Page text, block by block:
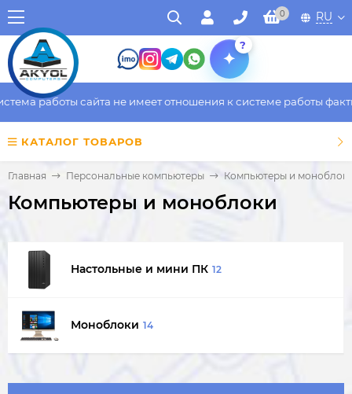
0 RU
?
работы сайта не имеет отношения к системе работы
КАТАЛОГ ТОВАРОВ
Главная Персональные компьютеры Компьютеры и
Компьютеры и моноблоки
Настольные и мини ПК 12
Моноблоки 14